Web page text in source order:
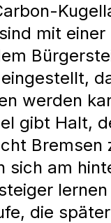
mit
werden
gibt Halt,
Bremsen
sich am
die